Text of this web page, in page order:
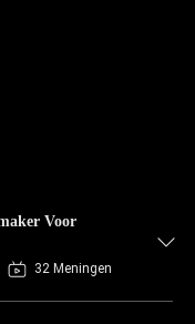
Voor
32 Meningen